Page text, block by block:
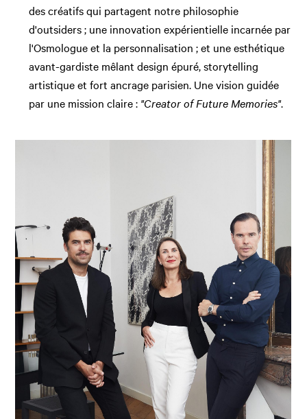
des créatifs qui partagent notre philosophie
d'outsiders ; une innovation expérientielle incarnée par
l'Osmologue et la personnalisation ; et une esthétique
avant-gardiste mêlant design épuré, storytelling
artistique et fort ancrage parisien. Une vision guidée
par une mission claire : "Creator of Future Memories".